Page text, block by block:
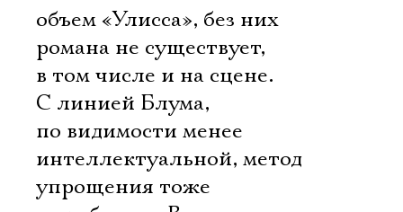
объем «Улисса», без них
романа не существует,
в том числе и на сцене.
С линией Блума,
по видимости менее
интеллектуальной, метод
упрощения тоже
Электропочта